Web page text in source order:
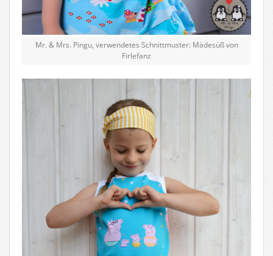
Mr. & Mrs. Pingu, verwendetes Schnittmuster: Mädesüß von
Firlefanz